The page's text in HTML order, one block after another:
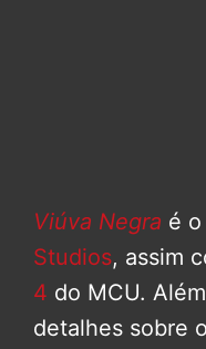
Viúva Negra é
Studios, assim
4 do MCU.
detalhes sobre